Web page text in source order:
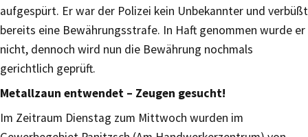
aufgespürt. Er war der Polizei kein Unbekannter und verbüßt
bereits eine Bewährungsstrafe. In Haft genommen wurde er
nicht, dennoch wird nun die Bewährung nochmals
gerichtlich geprüft.
Metallzaun entwendet – Zeugen gesucht!
Im Zeitraum Dienstag zum Mittwoch wurden im